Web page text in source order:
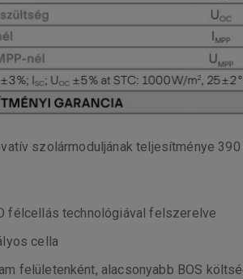
szolármoduljának teljesítménye
félcellás technológiával felszerelve
cella
felületenként, alacsonyabb BOS